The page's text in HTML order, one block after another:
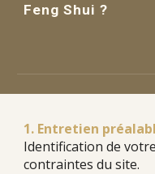
Feng Shui ?
1. Entretien
Identification de
contraintes du site.